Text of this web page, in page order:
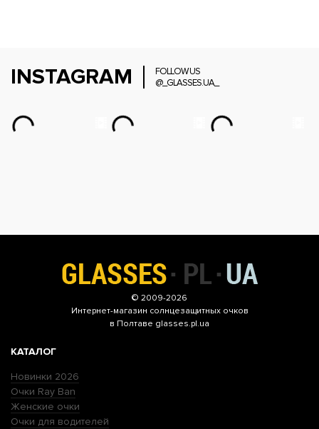
INSTAGRAM
FOLLOW US
@_GLASSES.UA_
© 2009-2026
Интернет-магазин солнцезащитных очков
в Полтаве glasses.pl.ua
КАТАЛОГ
Новинки 2026
Очки Ray Ban
Женские очки
Очки для водителей